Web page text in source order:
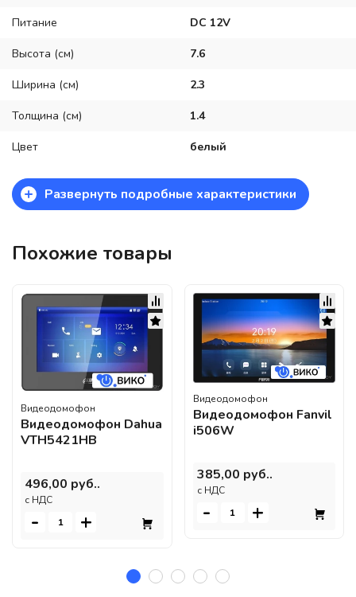
Питание DC 12V
Высота (см) 7.6
Ширина (см) 2.3
Толщина (см) 1.4
Цвет белый
+ Развернуть подробные характеристики
Похожие товары
Видеодомофон
Видеодомофон Dahua
VTH5421HB
496,00 руб..
c НДС
- +
Видеодомофон
Видеодомофон Fanvil
i506W
385,00 руб..
c НДС
- +